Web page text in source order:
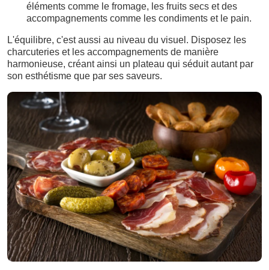
éléments comme le fromage, les fruits secs et des
accompagnements comme les condiments et le pain.
L'équilibre, c'est aussi au niveau du visuel. Disposez les
charcuteries et les accompagnements de manière
harmonieuse, créant ainsi un plateau qui séduit autant par
son esthétisme que par ses saveurs.